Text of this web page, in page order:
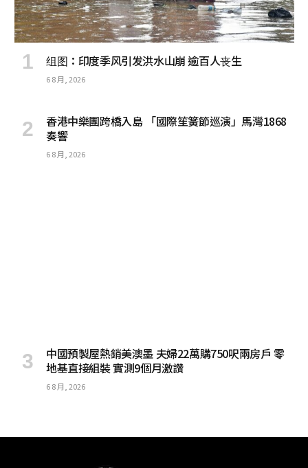
组图：印度季风引发洪水山崩 逾百人丧生
6 8 月, 2026
香港中樂團跨橋入島 「國際笙簧節巡演」馬灣1868
奏響
6 8 月, 2026
中國預製屋熱銷美澳墨 夫婦22萬購750呎兩房戶 零
地基直接組裝 實測9個月激讚
6 8 月, 2026